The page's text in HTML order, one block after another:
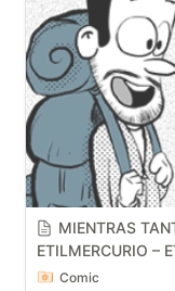
MIENTRAS
ETILMERCURIO –
Comic